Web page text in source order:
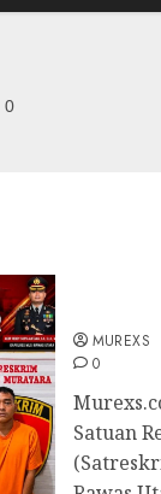
0
MUREXS
0
Satuan